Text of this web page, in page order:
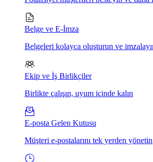
Belge ve E-İmza
Belgeleri kolayca oluşturun ve
Ekip ve İş Birlikçiler
Birlikte çalışın, uyum içinde kalın
E-posta Gelen Kutusu
Müşteri e-postalarını tek yerden yönetin